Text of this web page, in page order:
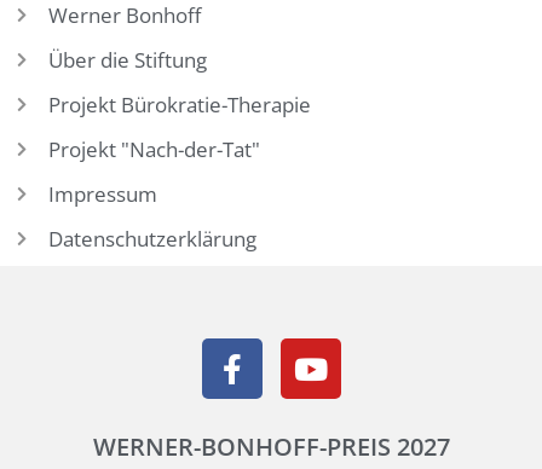
Werner Bonhoff
Über die Stiftung
Projekt Bürokratie-Therapie
Projekt "Nach-der-Tat"
Impressum
Datenschutzerklärung
WERNER-BONHOFF-PREIS 2027